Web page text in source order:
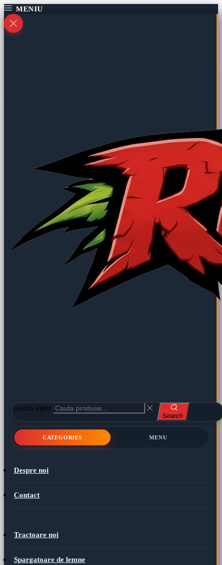
Search input
Search
CATEGORIES MENU
Despre noi
Contact
Tractoare noi
Spargatoare de lemne